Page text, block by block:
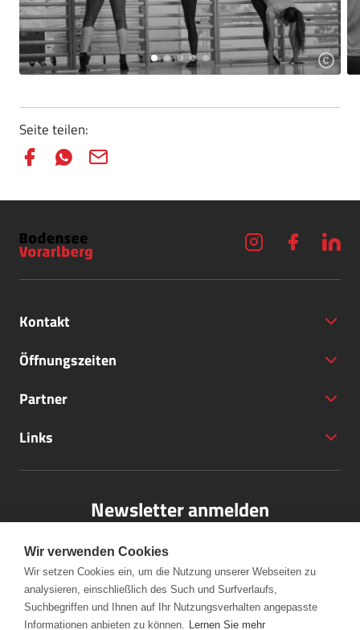
Seite teilen:
Kontakt
+43 (5572) 40797
Öffnungszeiten
Partner
Links
Newsletter anmelden
Bitte melden Sie sich für unseren Newsletter an.
Anmelden
Wir verwenden Cookies
Wir setzen Cookies ein, um die Nutzung unserer Webseiten zu
analysieren, einschließlich des Such und Surfverlaufs,
Suchbegriffen und Ihnen auf Ihr Nutzungsverhalten angepasste
Informationen anbieten zu können. Lernen Sie mehr